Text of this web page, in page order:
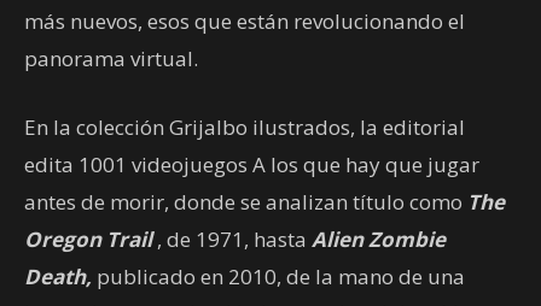
más nuevos, esos que están revolucionando el
panorama virtual.
En la colección Grijalbo ilustrados, la editorial
edita 1001 videojuegos A los que hay que jugar
antes de morir, donde se analizan título como The
Oregon Trail, de 1971, hasta Alien Zombie
Death, publicado en 2010, de la mano de una